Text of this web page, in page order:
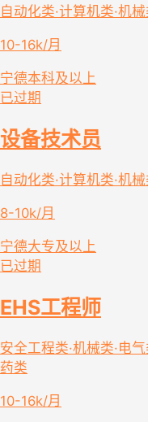
自动化类·计算机类·机
10-16k/月
宁德本科及以上
已过期
设备技术员
自动化类·计算机类·机
8-10k/月
宁德大专及以上
已过期
EHS工程师
安全工程类·机械类·电
药类
10-16k/月